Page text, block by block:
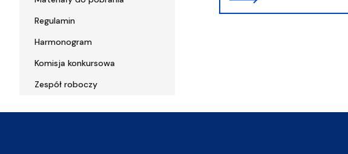
Regulamin
Harmonogram
Komisja konkursowa
Zespół roboczy